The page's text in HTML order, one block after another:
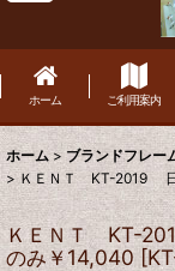
ホーム ご利用案内
ホーム > ブランドフレー
> ＫＥＮＴ KT-2019
ＫＥＮＴ KT-
のみ￥14,040 [